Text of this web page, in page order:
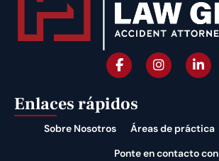
Enlaces rápidos
Sobre Nosotros Áreas de práctica
Ponte en contacto con